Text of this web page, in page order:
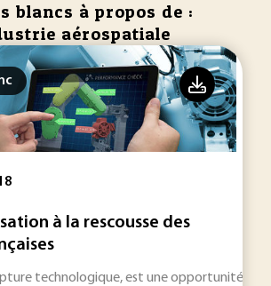
blancs à propos de :
aérospatiale
à la rescousse des
technologique, est une opportunité